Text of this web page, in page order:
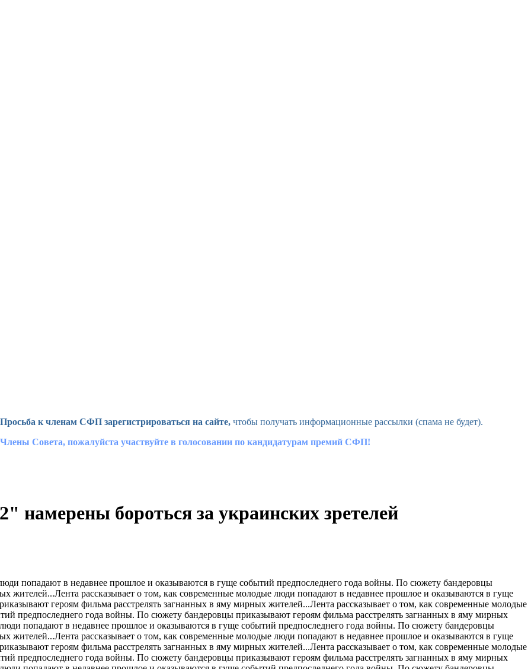
Просьба к членам СФП зарегистрироваться на сайте, чтобы получать информационные рассылки (спама не будет).
Члены Совета, пожалуйста участвуйте в голосовании по кандидатурам премий СФП!
бороться за украинских зретелей
попадают в недавнее прошлое и оказываются в гуще событий предпоследнего года войны. По сюжету бандеровцы
жителей...Лента рассказывает о том, как современные молодые люди попадают в недавнее прошлое и оказываются в гуще
героям фильма расстрелять загнанных в яму мирных жителей...Лента рассказывает о том, как современные молодые
предпоследнего года войны. По сюжету бандеровцы приказывают героям фильма расстрелять загнанных в яму мирных
попадают в недавнее прошлое и оказываются в гуще событий предпоследнего года войны. По сюжету бандеровцы
жителей...Лента рассказывает о том, как современные молодые люди попадают в недавнее прошлое и оказываются в гуще
героям фильма расстрелять загнанных в яму мирных жителей...Лента рассказывает о том, как современные молодые
предпоследнего года войны. По сюжету бандеровцы приказывают героям фильма расстрелять загнанных в яму мирных